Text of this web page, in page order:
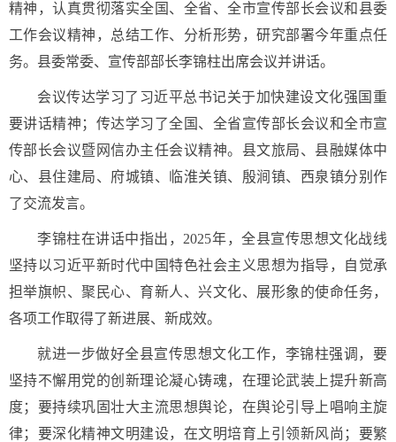
精神，认真贯彻落实全国、全省、全市宣传部长会议和县委
工作会议精神，总结工作、分析形势，研究部署今年重点任
务。县委常委、宣传部部长李锦柱出席会议并讲话。
会议传达学习了习近平总书记关于加快建设文化强国重
要讲话精神；传达学习了全国、全省宣传部长会议和全市宣
传部长会议暨网信办主任会议精神。县文旅局、县融媒体中
心、县住建局、府城镇、临淮关镇、殷涧镇、西泉镇分别作
了交流发言。
李锦柱在讲话中指出，2025年，全县宣传思想文化战线
坚持以习近平新时代中国特色社会主义思想为指导，自觉承
担举旗帜、聚民心、育新人、兴文化、展形象的使命任务，
各项工作取得了新进展、新成效。
就进一步做好全县宣传思想文化工作，李锦柱强调，要
坚持不懈用党的创新理论凝心铸魂，在理论武装上提升新高
度；要持续巩固壮大主流思想舆论，在舆论引导上唱响主旋
律；要深化精神文明建设，在文明培育上引领新风尚；要繁